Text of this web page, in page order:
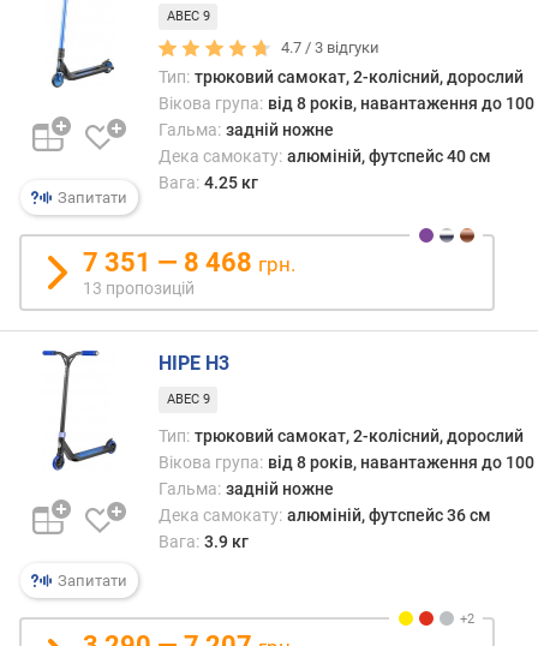
с
т
ю
п
р
о
о
з
и
ц
і
й
м
а
к
с
м
а
ь
н
е
Запитати
ABEC 9
4.7 /3 відгуки
Тип: трюковий самокат, 2-колісний, дорослий
Вікова група: від 8 років, навантаження до 100
Гальма: задній ножне
Дека самокату: алюміній, футспейс 40 см
Вага: 4.25 кг
7 351 — 8 468 грн.
13 пропозицій
Запитати
HIPE H3
ABEC 9
Тип: трюковий самокат, 2-колісний, дорослий
Вікова група: від 8 років, навантаження до 100
Гальма: задній ножне
Дека самокату: алюміній, футспейс 36 см
Вага: 3.9 кг